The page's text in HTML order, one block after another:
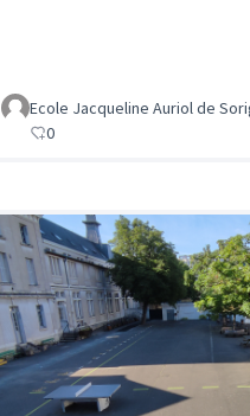
Ecole Jacqueline Auriol de
0